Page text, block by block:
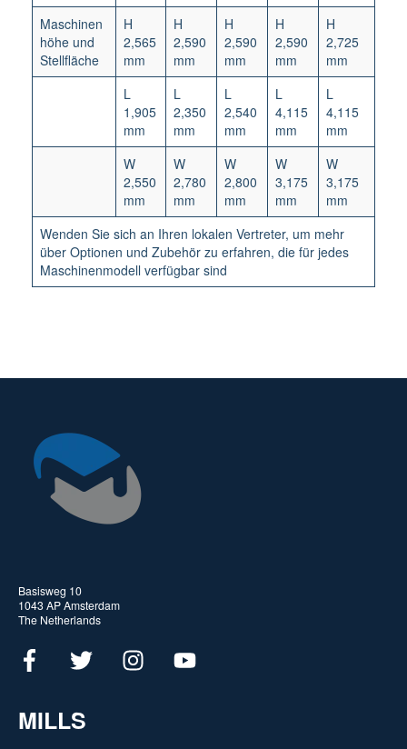
Maschinen
höhe und
Stellfläche
H
2,565
mm
H
2,590
mm
H
2,590
mm
H
2,590
mm
H
2,725
mm
L
1,905
mm
L
2,350
mm
L
2,540
mm
L
4,115
mm
L
4,115
mm
W
2,550
mm
W
2,780
mm
W
2,800
mm
W
3,175
mm
W
3,175
mm
Wenden Sie sich an Ihren lokalen Vertreter, um mehr
über Optionen und Zubehör zu erfahren, die für jedes
Maschinenmodell verfügbar sind
Basisweg 10
1043 AP Amsterdam
The Netherlands
MILLS